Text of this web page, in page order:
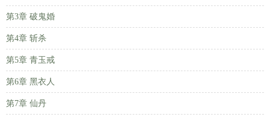
第3章 破鬼婚
第4章 斩杀
第5章 青玉戒
第6章 黑衣人
第7章 仙丹